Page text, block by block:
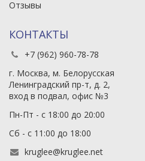
Отзывы
КОНТАКТЫ
+7 (962) 960-78-78
г. Москва, м. Белорусская
Ленинградский пр-т, д. 2,
вход в подвал, офис №3
Пн-Пт - с 18:00 до 20:00
Сб - с 11:00 до 18:00
kruglee@kruglee.net